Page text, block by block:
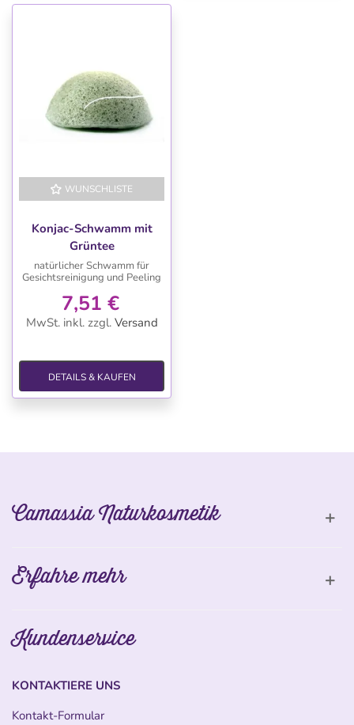
WUNSCHLISTE
Konjac-Schwamm mit
Grüntee
natürlicher Schwamm für
Gesichtsreinigung und Peeling
7,51 €
MwSt. inkl. zzgl. Versand
DETAILS & KAUFEN
Camassia Naturkosmetik
Erfahre mehr
Kundenservice
KONTAKTIERE UNS
Kontakt-Formular